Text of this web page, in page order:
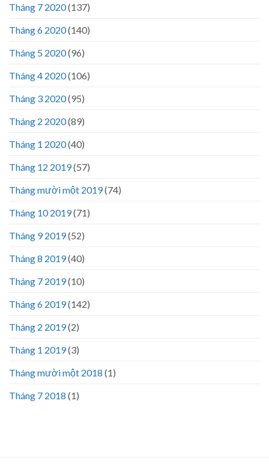
Tháng 7 2020(137)
Tháng 6 2020(140)
Tháng 5 2020(96)
Tháng 4 2020(106)
Tháng 3 2020(95)
Tháng 2 2020(89)
Tháng 1 2020(40)
Tháng 12 2019(57)
Tháng mười một 2019(74)
Tháng 10 2019(71)
Tháng 9 2019(52)
Tháng 8 2019(40)
Tháng 7 2019(10)
Tháng 6 2019(142)
Tháng 2 2019(2)
Tháng 1 2019(3)
Tháng mười một 2018 (1)
Tháng 7 2018 (1)